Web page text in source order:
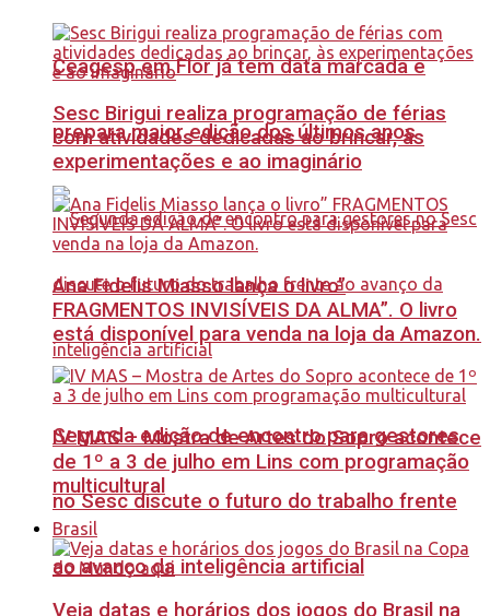
Ceagesp em Flor já tem data marcada e
prepara maior edição dos últimos anos
Segunda edição de encontro para gestores
no Sesc discute o futuro do trabalho frente
ao avanço da inteligência artificial
Sesc Birigui realiza programação de férias
com atividades dedicadas ao brincar, às
experimentações e ao imaginário
Ana Fidelis Miasso lança o livro”
FRAGMENTOS INVISÍVEIS DA ALMA”. O livro
está disponível para venda na loja da Amazon.
IV MAS – Mostra de Artes do Sopro acontece
de 1º a 3 de julho em Lins com programação
multicultural
Brasil
Veja datas e horários dos jogos do Brasil na